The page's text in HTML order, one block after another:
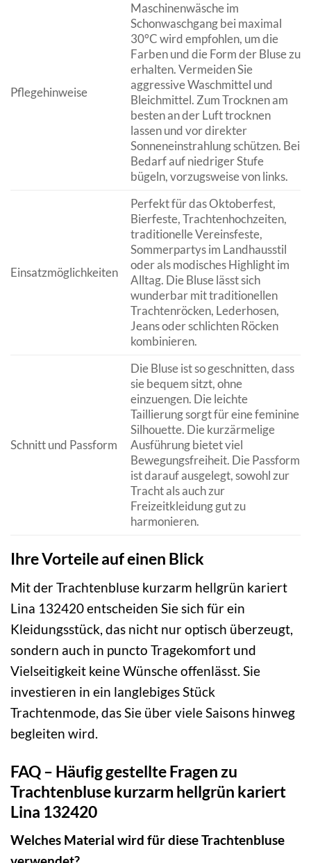
Pflegehinweise
Maschinenwäsche im
Schonwaschgang bei maximal
30°C wird empfohlen, um die
Farben und die Form der Bluse zu
erhalten. Vermeiden Sie
aggressive Waschmittel und
Bleichmittel. Zum Trocknen am
besten an der Luft trocknen
lassen und vor direkter
Sonneneinstrahlung schützen. Bei
Bedarf auf niedriger Stufe
bügeln, vorzugsweise von links.
Einsatzmöglichkeiten
Perfekt für das Oktoberfest,
Bierfeste, Trachtenhochzeiten,
traditionelle Vereinsfeste,
Sommerpartys im Landhausstil
oder als modisches Highlight im
Alltag. Die Bluse lässt sich
wunderbar mit traditionellen
Trachtenröcken, Lederhosen,
Jeans oder schlichten Röcken
kombinieren.
Schnitt und Passform
Die Bluse ist so geschnitten, dass
sie bequem sitzt, ohne
einzuengen. Die leichte
Taillierung sorgt für eine feminine
Silhouette. Die kurzärmelige
Ausführung bietet viel
Bewegungsfreiheit. Die Passform
ist darauf ausgelegt, sowohl zur
Tracht als auch zur
Freizeitkleidung gut zu
harmonieren.
Ihre Vorteile auf einen Blick
Mit der Trachtenbluse kurzarm hellgrün kariert
Lina 132420 entscheiden Sie sich für ein
Kleidungsstück, das nicht nur optisch überzeugt,
sondern auch in puncto Tragekomfort und
Vielseitigkeit keine Wünsche offenlässt. Sie
investieren in ein langlebiges Stück
Trachtenmode, das Sie über viele Saisons hinweg
begleiten wird.
FAQ – Häufig gestellte Fragen zu
Trachtenbluse kurzarm hellgrün kariert
Lina 132420
Welches Material wird für diese Trachtenbluse